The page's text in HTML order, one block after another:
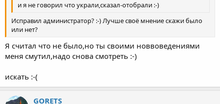
и я не говорил что украли,сказал-отобрали :-)
Исправил администратор? :-) Лучше своё мнение скажи было
или нет?
Я считал что не было,но ты своими новвоведениями
меня смутил,надо снова смотреть :-)
искать :-(
GORETS